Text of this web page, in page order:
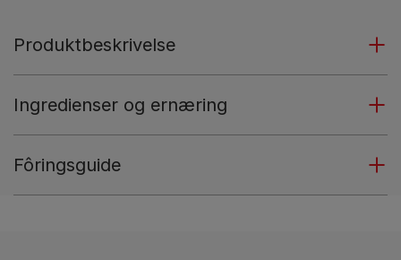
Produktbeskrivelse
Ingredienser og ernæring
Fôringsguide